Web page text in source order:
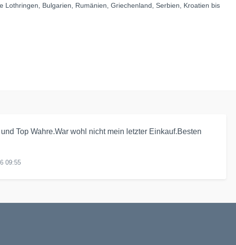
Bulgarien, Rumänien, Griechenland, Serbien, Kroatien bis
Top Wahre.War wohl nicht mein letzter Einkauf.Besten
09:55